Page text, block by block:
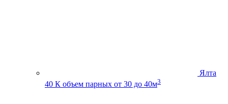
Ялта
40 К объем парных от 30 до 40м3